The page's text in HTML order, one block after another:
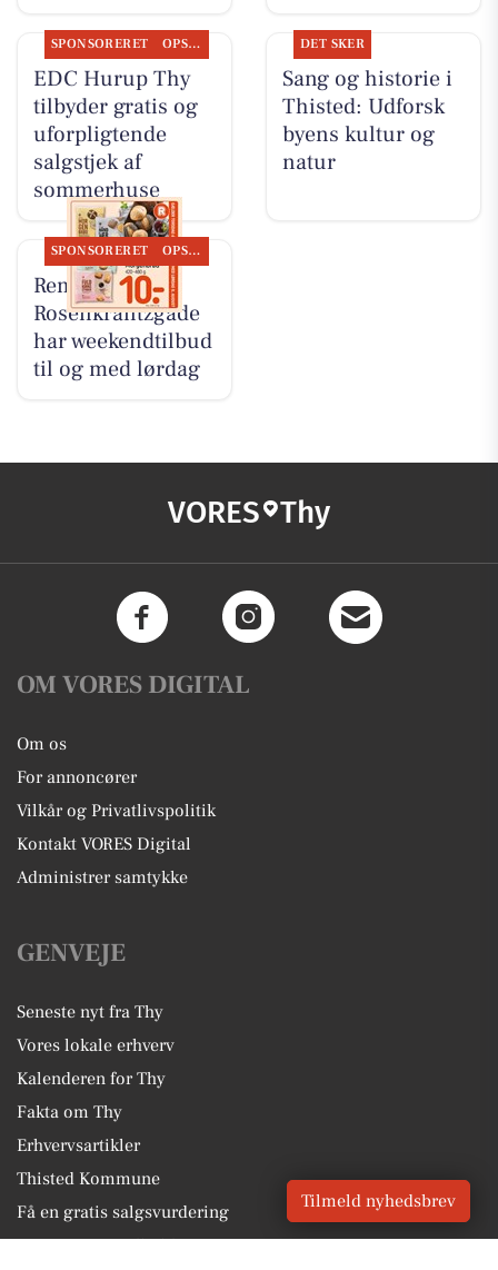
SPONSORERET OPSLAGSTAVLEN
EDC Hurup Thy
tilbyder gratis og
uforpligtende
salgstjek af
sommerhuse
DET SKER
Sang og historie i
Thisted: Udforsk
byens kultur og
natur
SPONSORERET OPSLAGSTAVLEN
Rema 1000
Rosenkrantzgade
har weekendtilbud
til og med lørdag
VORES Thy
OM VORES DIGITAL
Om os
For annoncører
Vilkår og Privatlivspolitik
Kontakt VORES Digital
Administrer samtykke
GENVEJE
Seneste nyt fra Thy
Vores lokale erhverv
Kalenderen for Thy
Fakta om Thy
Erhvervsartikler
Thisted Kommune
Få en gratis salgsvurdering
Sponsoreret indhold
Tilmeld nyhedsbrev